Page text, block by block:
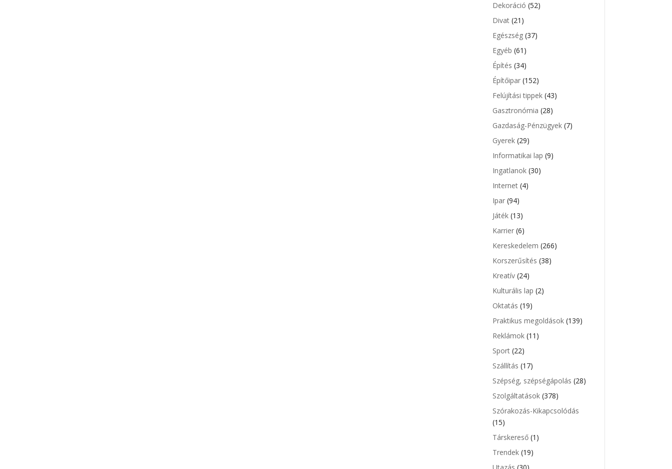
Dekoráció (52)
Divat (21)
Egészség (37)
Egyéb (61)
Építés (34)
Építőipar (152)
Felújítási tippek (43)
Gasztronómia (28)
Gazdaság-Pénzügyek (7)
Gyerek (29)
Informatikai lap (9)
Ingatlanok (30)
Internet (4)
Ipar (94)
Játék (13)
Karrier (6)
Kereskedelem (266)
Korszerűsítés (38)
Kreatív (24)
Kulturális lap (2)
Oktatás (19)
Praktikus megoldások (139)
Reklámok (11)
Sport (22)
Szállítás (17)
Szépség, szépségápolás (28)
Szolgáltatások (378)
Szórakozás-Kikapcsolódás
(15)
Társkereső (1)
Trendek (19)